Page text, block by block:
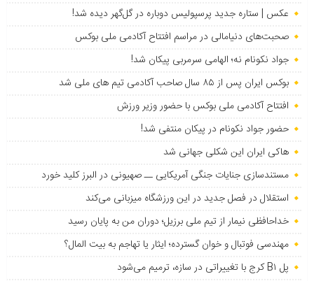
عکس | ستاره جدید پرسپولیس دوباره در گل‌گهر دیده شد!
صحبت‌های دنیامالی در مراسم افتتاح آکادمی ملی بوکس
جواد نکونام نه؛ الهامی سرمربی پیکان شد!
بوکس ایران پس از ۸۵ سال صاحب آکادمی تیم های ملی شد
افتتاح آکادمی ملی بوکس با حضور وزیر ورزش
حضور جواد نکونام در پیکان منتفی شد!
هاکی ایران این شکلی جهانی شد
مستندسازی جنایات جنگی آمریکایی ــ صهیونی در البرز کلید خورد
استقلال در فصل جدید در این ورزشگاه میزبانی می‌کند
خداحافظی نیمار از تیم ملی برزیل؛ دوران من به پایان رسید
مهندسی فوتبال و خوان گسترده؛ ایثار یا تهاجم به بیت المال؟
پل B۱ کرج با تغییراتی در سازه، ترمیم می‌شود